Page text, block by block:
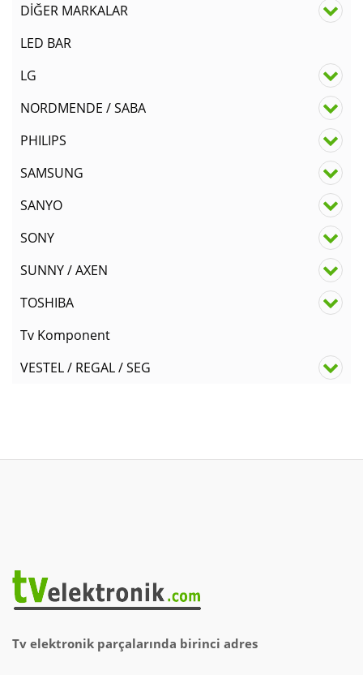
DİĞER MARKALAR
LED BAR
LG
NORDMENDE / SABA
PHILIPS
SAMSUNG
SANYO
SONY
SUNNY / AXEN
TOSHIBA
Tv Komponent
VESTEL / REGAL / SEG
Tv elektronik parçalarında birinci adres